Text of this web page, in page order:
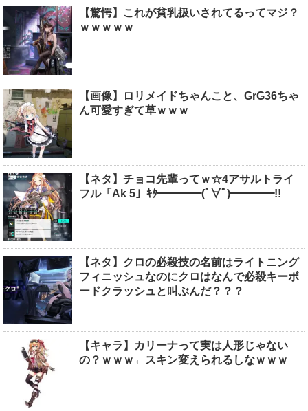
【驚愕】これが貧乳扱いされてるってマジ？
ｗｗｗｗｗ
【画像】ロリメイドちゃんこと、GrG36ちゃ
ん可愛すぎて草ｗｗｗ
【ネタ】チョコ先輩ってｗ☆4アサルトライ
フル「Ak 5」ｷﾀ━━━━(ﾟ∀ﾟ)━━━━!!
【ネタ】クロの必殺技の名前はライトニング
フィニッシュなのにクロはなんで必殺キーボ
ードクラッシュと叫ぶんだ？？？
【キャラ】カリーナって実は人形じゃない
の？ｗｗｗ←スキン変えられるしなｗｗｗ